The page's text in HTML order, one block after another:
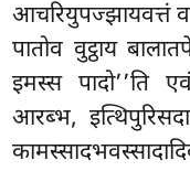
आचरियुपज्झायवत्तं
पातोव वुट्ठाय
इमस्स पादो’’ति
आरब्भ,